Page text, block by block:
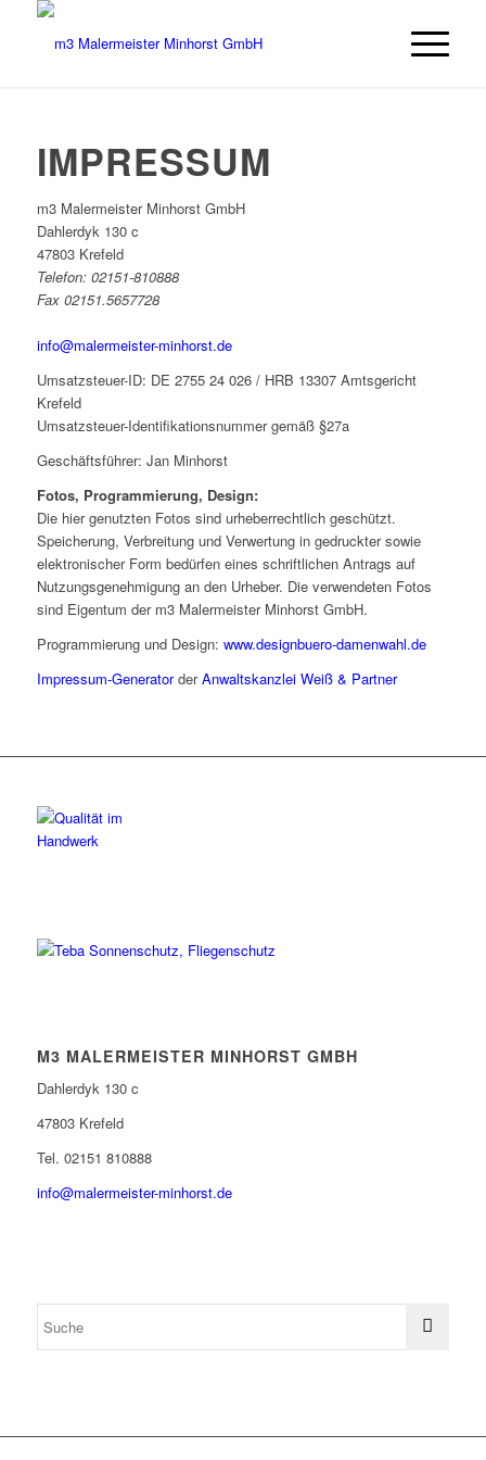
IMPRESSUM
m3 Malermeister Minhorst GmbH
Dahlerdyk 130 c
47803 Krefeld
Telefon: 02151-810888
Fax 02151.5657728
info@malermeister-minhorst.de
Umsatzsteuer-ID: DE 2755 24 026 / HRB 13307 Amtsgericht
Krefeld
Umsatzsteuer-Identifikationsnummer gemäß §27a
Geschäftsführer: Jan Minhorst
Fotos, Programmierung, Design:
Die hier genutzten Fotos sind urheberrechtlich geschützt.
Speicherung, Verbreitung und Verwertung in gedruckter sowie
elektronischer Form bedürfen eines schriftlichen Antrags auf
Nutzungsgenehmigung an den Urheber. Die verwendeten Fotos
sind Eigentum der m3 Malermeister Minhorst GmbH.
Programmierung und Design: www.designbuero-damenwahl.de
Impressum-GeneratorderAnwaltskanzlei Weiß & Partner
M3 MALERMEISTER MINHORST GMBH
Dahlerdyk 130 c
47803 Krefeld
Tel. 02151 810888
info@malermeister-minhorst.de